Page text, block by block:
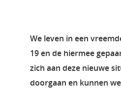
We leven in een
19 en de hiermee
zich aan deze nieuwe
doorgaan en kunnen